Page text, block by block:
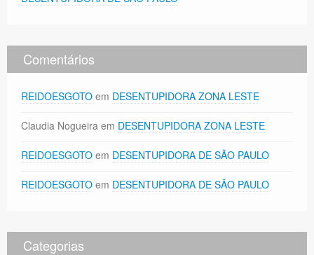
Comentários
REIDOESGOTO em DESENTUPIDORA ZONA LESTE
Claudia Nogueira em DESENTUPIDORA ZONA LESTE
REIDOESGOTO em DESENTUPIDORA DE SÃO PAULO
REIDOESGOTO em DESENTUPIDORA DE SÃO PAULO
Categorias